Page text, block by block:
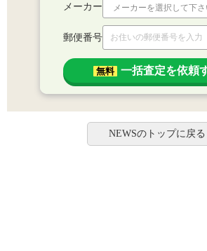
メーカー
郵便番号
無料 一括査定を依頼
NEWSのトップに戻る